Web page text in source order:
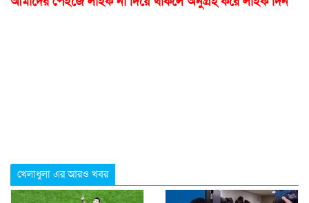
খেলাধুলা এর আরও খবর